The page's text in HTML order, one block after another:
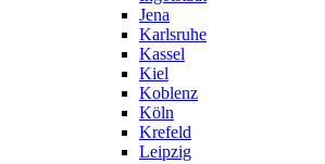
Jena
Karlsruhe
Kassel
Kiel
Koblenz
Köln
Krefeld
Leipzig